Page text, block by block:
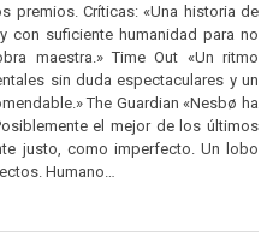
premios. Críticas: «Una historia de
con suficiente humanidad para no
maestra.» Time Out «Un ritmo
sin duda espectaculares y un
The Guardian «Nesbø ha
el mejor de los últimos
justo, como imperfecto. Un lobo
Humano…